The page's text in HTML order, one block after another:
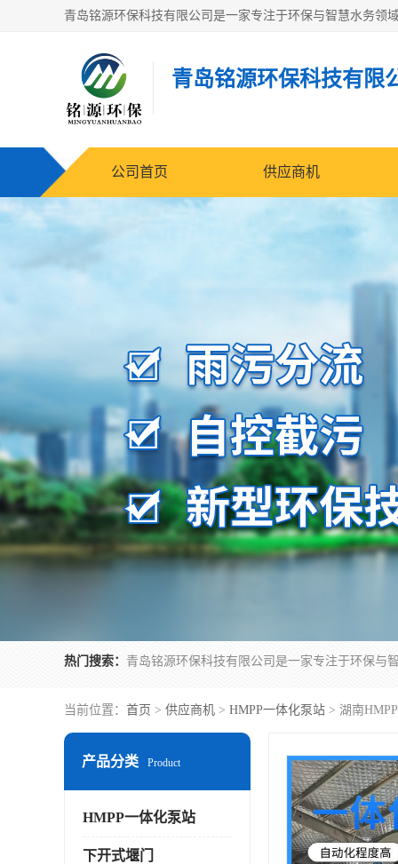
青岛铭源环保科技有限
公司首页 供应商机
热门搜索：
当前位置： 首页 > 供应商机 > HMPP一体化泵站 > 湖南
产品分类 Product
HMPP一体化泵站
下开式堰门